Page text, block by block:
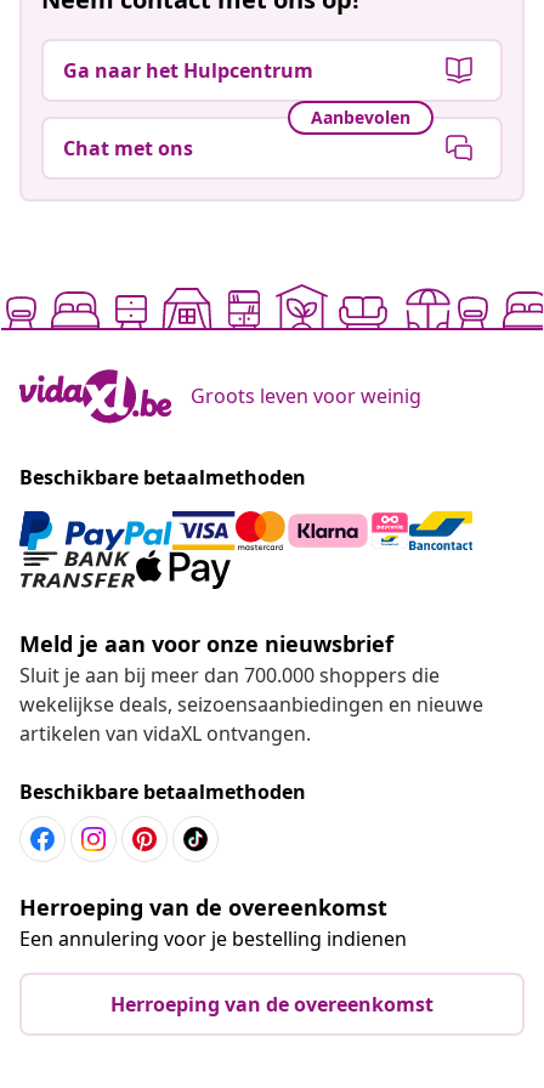
Ga naar het Hulpcentrum
Aanbevolen
Chat met ons
Groots leven voor weinig
Beschikbare betaalmethoden
Meld je aan voor onze nieuwsbrief
Sluit je aan bij meer dan 700.000 shoppers die
wekelijkse deals, seizoensaanbiedingen en nieuwe
artikelen van vidaXL ontvangen.
Beschikbare betaalmethoden
Herroeping van de overeenkomst
Een annulering voor je bestelling indienen
Herroeping van de overeenkomst